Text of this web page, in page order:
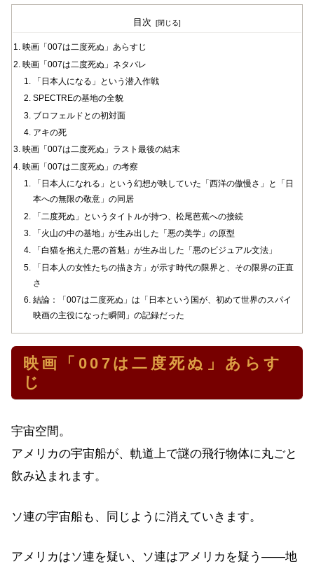
目次
映画「007は二度死ぬ」あらすじ
映画「007は二度死ぬ」ネタバレ
「日本人になる」という潜入作戦
SPECTREの基地の全貌
ブロフェルドとの初対面
アキの死
映画「007は二度死ぬ」ラスト最後の結末
映画「007は二度死ぬ」の考察
「日本人になれる」という幻想が映していた「西洋の傲慢さ」と「日
本への無限の敬意」の同居
「二度死ぬ」というタイトルが持つ、松尾芭蕉への接続
「火山の中の基地」が生み出した「悪の美学」の原型
「白猫を抱えた悪の首魁」が生み出した「悪のビジュアル文法」
「日本人の女性たちの描き方」が示す時代の限界と、その限界の正直
さ
結論：「007は二度死ぬ」は「日本という国が、初めて世界のスパイ
映画の主役になった瞬間」の記録だった
映画「007は二度死ぬ」あらす
じ
宇宙空間。
アメリカの宇宙船が、軌道上で謎の飛行物体に丸ごと
飲み込まれます。
ソ連の宇宙船も、同じように消えていきます。
アメリカはソ連を疑い、ソ連はアメリカを疑う——地